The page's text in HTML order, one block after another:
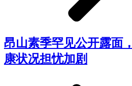
昂山素季罕见公开露面
康状况担忧加剧